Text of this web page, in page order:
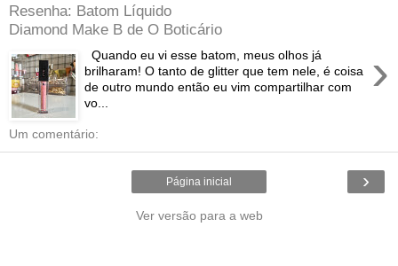
Resenha: Batom Líquido
Diamond Make B de O Boticário
›
Quando eu vi esse batom, meus olhos já
brilharam! O tanto de glitter que tem nele, é coisa
de outro mundo então eu vim compartilhar com
vo...
Um comentário:
›
Página inicial
Ver versão para a web